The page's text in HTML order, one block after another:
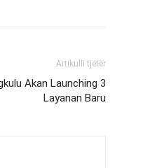
Artikulli tjetër
Akan Launching 3
Layanan Baru